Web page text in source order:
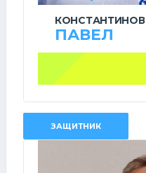
КОНСТАНТИНОВ
ПАВЕЛ
ЗАЩИТНИК